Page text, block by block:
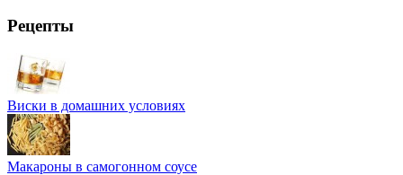
Рецепты
Виски в домашних условиях
Макароны в самогонном соусе